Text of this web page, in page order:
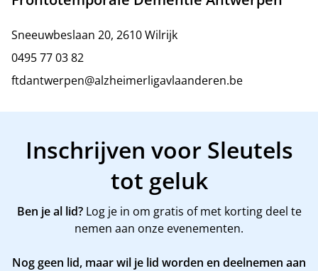
Sneeuwbeslaan 20, 2610 Wilrijk
0495 77 03 82
ftdantwerpen@alzheimerligavlaanderen.be
Inschrijven voor Sleutels
tot geluk
Ben je al lid?Log je in om gratis of met korting deel te
nemen aan onze evenementen.
Nog geen lid, maar wil je lid worden en deelnemen aan